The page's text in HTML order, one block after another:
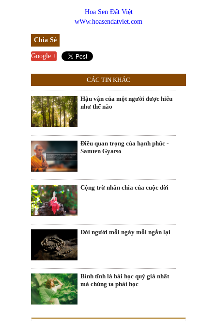
Hoa Sen Đất Việt
wWw.hoasendatviet.com
Chia Sẻ
Google +
CÁC TIN KHÁC
Hậu vận của một người được hiểu
như thế nào
Điều quan trọng của hạnh phúc -
Samten Gyatso
Cộng trừ nhân chia của cuộc đời
Đời người mỗi ngày mỗi ngắn lại
Bình tĩnh là bài học quý giá nhất
mà chúng ta phải học